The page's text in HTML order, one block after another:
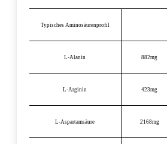
Typisches Aminosäurenprofil
L-Alanin 882mg
L-Arginin 423mg
L-Aspartamsäure 2168mg